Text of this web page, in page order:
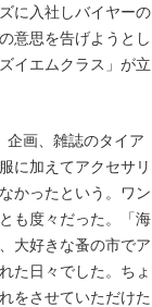
に入社しバイヤーの
意思を告げようとし
イエムクラス」が立
画、雑誌のタイア
に加えてアクセサリ
かったという。ワン
も度々だった。「海
大好きな蚤の市でア
た日々でした。ちょ
をさせていただけた